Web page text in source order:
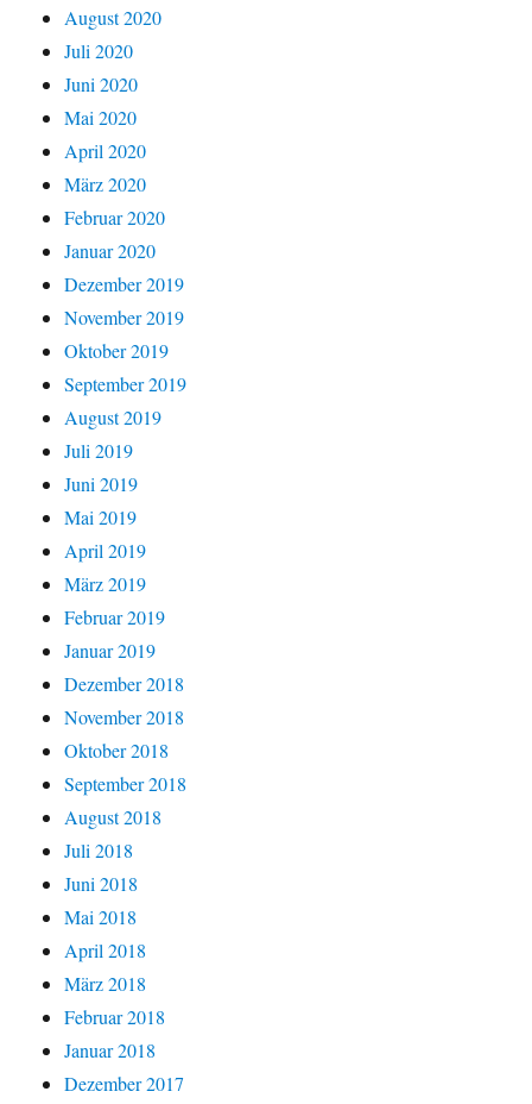
August 2020
Juli 2020
Juni 2020
Mai 2020
April 2020
März 2020
Februar 2020
Januar 2020
Dezember 2019
November 2019
Oktober 2019
September 2019
August 2019
Juli 2019
Juni 2019
Mai 2019
April 2019
März 2019
Februar 2019
Januar 2019
Dezember 2018
November 2018
Oktober 2018
September 2018
August 2018
Juli 2018
Juni 2018
Mai 2018
April 2018
März 2018
Februar 2018
Januar 2018
Dezember 2017